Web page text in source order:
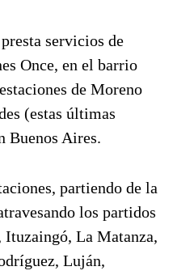
servicios de
Once, en el barrio
de Moreno
(estas últimas
Buenos Aires.
partiendo de la
los partidos
Ituzaingó, La Matanza,
Luján,